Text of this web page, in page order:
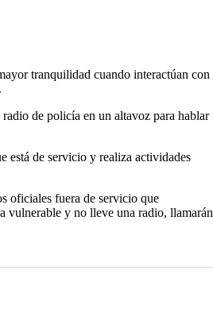
tranquilidad cuando interactúan con
de policía en un altavoz para hablar
está de servicio y realiza actividades
oficiales fuera de servicio que
vulnerable y no lleve una radio, llamarán